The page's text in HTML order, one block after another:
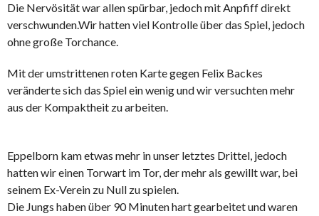
Die Nervösität war allen spürbar, jedoch mit Anpfiff direkt
verschwunden.Wir hatten viel Kontrolle über das Spiel, jedoch
ohne große Torchance.
Mit der umstrittenen roten Karte gegen Felix Backes
veränderte sich das Spiel ein wenig und wir versuchten mehr
aus der Kompaktheit zu arbeiten.
Eppelborn kam etwas mehr in unser letztes Drittel, jedoch
hatten wir einen Torwart im Tor, der mehr als gewillt war, bei
seinem Ex-Verein zu Null zu spielen.
Die Jungs haben über 90 Minuten hart gearbeitet und waren